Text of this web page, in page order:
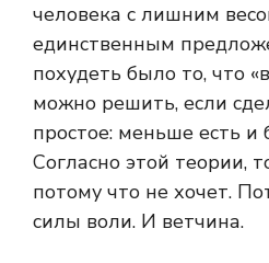
человека с лишним
единственным
похудеть было то, что
можно решить, если
простое: меньше есть и
Согласно этой теории,
потому что не хочет.
силы воли. И ветчина.